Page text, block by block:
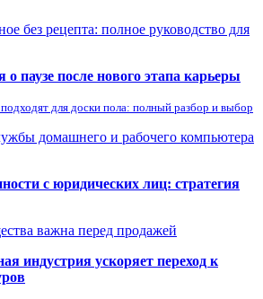
без рецепта: полное руководство для
паузе после нового этапа карьеры
для доски пола: полный разбор и выбор
домашнего и рабочего компьютера
с юридических лиц: стратегия
важна перед продажей
индустрия ускоряет переход к